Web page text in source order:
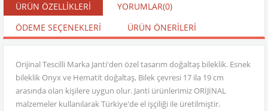
ÜRÜN ÖZELLIKLERI YORUMLAR(0)
ÖDEME SEÇENEKLERI
ÜRÜN ÖNERILERI
Orijinal Tescilli Marka Janti'den özel tasarım doğaltaş bileklik. Esnek
bileklik Onyx ve Hematit doğaltaş, Bilek çevresi 17 ila 19 cm
arasında olan kişilere uygun olur. Janti ürünlerimiz ORİJİNAL
malzemeler kullanılarak Türkiye'de el işçiliği ile üretilmiştir.